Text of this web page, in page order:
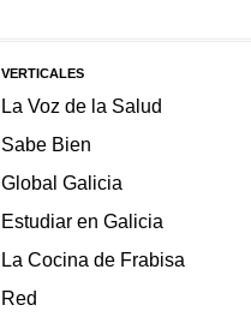
VERTICALES
La Voz de la Salud
Sabe Bien
Global Galicia
Estudiar en Galicia
La Cocina de Frabisa
Red